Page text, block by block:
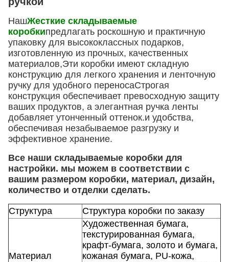
НашЖесткие складываемые
коробкипредлагать роскошную и практичную
упаковку для высококлассных подарков,
изготовленную из прочных, качественных
материалов,Эти коробки имеют складную
конструкцию для легкого хранения и ленточную
ручку для удобного переносаСтрогая
конструкция обеспечивает превосходную защиту
ваших продуктов, а элегантная ручка ленты
добавляет утонченный оттенок.и удобства,
обеспечивая незабываемое разгрузку и
эффективное хранение.
Все наши складываемые коробки для
настройки. мы можем в соответствии с
вашим размером коробки, материал, дизайн,
количество и отделки сделать.
Структура Структура коробки по заказу
Материал
Художественная бумага,
текстурированная бумага,
крафт-бумага, золото и бумага,
кожаная бумага, PU-кожа,